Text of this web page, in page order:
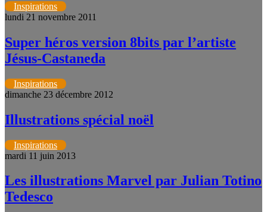
Inspirations
lundi 21 novembre 2011
Super héros version 8bits par l’artiste
Jésus-Castaneda
Inspirations
dimanche 23 décembre 2012
Illustrations spécial noël
Inspirations
mardi 11 juin 2013
Les illustrations Marvel par Julian Totino
Tedesco